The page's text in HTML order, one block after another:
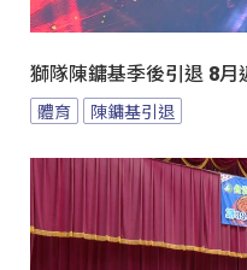
獅隊陳鏞基季後引退 8月
體育 陳鏞基引退